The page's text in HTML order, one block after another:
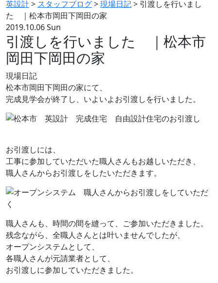
英設計> スタッフブログ>現場日記> 引渡しを行いまし
た ｜松本市岡田下岡田の家
2019.10.06 Sun
引渡しを行いました ｜松本市
岡田下岡田の家
現場日記
松本市岡田下岡田の家にて、
完成見学会が終了し、いよいよお引渡しを行いました。
お引渡しには、
工事に参加していただいた職人さんもお越しいただき、
職人さんからお引渡しをしたいただきます。
職人さんも、時間の間を縫って、ご参加いただきました。
残念ながら、全職人さんとは叶いませんでしたが、
オープンシステムとして、
各職人さんが元請業者として、
お引渡しに参加していただきました。